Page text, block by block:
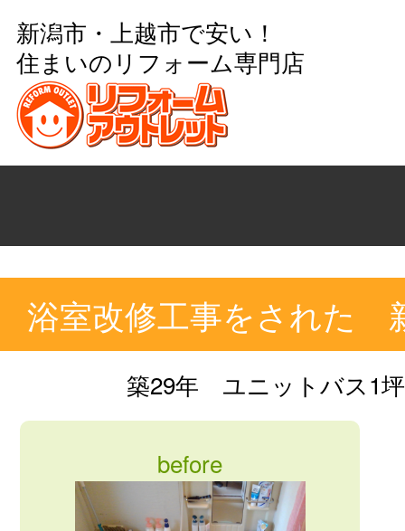
新潟市・上越市で安い！
住まいのリフォーム専門店
浴室改修工事をされた
築29年 ユニットバス1
before